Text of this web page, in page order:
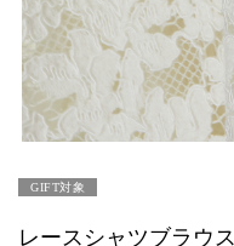
GIFT対象
レースシャツブラウス